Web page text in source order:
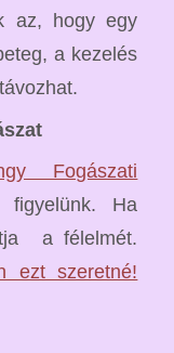
az, hogy egy
a kezelés
Fogászati
Ha
a félelmét.
ezt szeretné!